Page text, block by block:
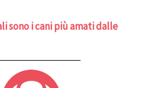
sono i cani più amati dalle